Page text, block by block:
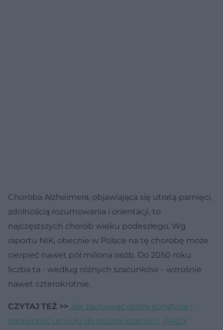
Choroba Alzheimera, objawiająca się utratą pamięci,
zdolnością rozumowania i orientacji, to
najczęstszych chorób wieku podeszłego. Wg
raportu NIK, obecnie w Polsce na tę chorobę może
cierpieć nawet pół miliona osób. Do 2050 roku
liczba ta - według różnych szacunków – wzrośnie
nawet czterokrotnie.
CZYTAJ TEŻ >> Jak zachować dobrą kondycję i
sprawność umysłu do późnej starości? [RADY